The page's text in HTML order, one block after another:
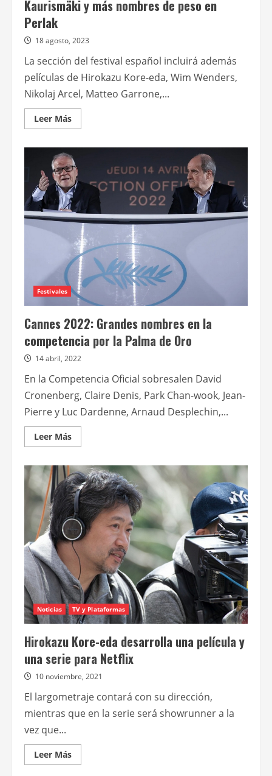
Kaurismäki y más nombres de peso en
Perlak
18 agosto, 2023
La sección del festival español incluirá además
películas de Hirokazu Kore-eda, Wim Wenders,
Nikolaj Arcel, Matteo Garrone,...
Leer MásLeer
más
Sebastián:
Hamaguchi,
Haynes,
Kaurismäki
y
más
nombres
de
peso
en
Perlak
Festivales
Cannes 2022: Grandes nombres en la
competencia por la Palma de Oro
14 abril, 2022
En la Competencia Oficial sobresalen David
Cronenberg, Claire Denis, Park Chan-wook, Jean-
Pierre y Luc Dardenne, Arnaud Desplechin,...
Leer MásLeer
más
Cannes
2022:
Grandes
nombres
en
la
competencia
por
la
Palma
de
Oro
Noticias TV y Plataformas
Hirokazu Kore-eda desarrolla una película y
una serie para Netflix
10 noviembre, 2021
El largometraje contará con su dirección,
mientras que en la serie será showrunner a la
vez que...
Leer MásLeer
más